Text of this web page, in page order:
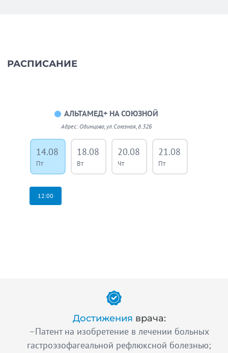
РАСПИСАНИЕ
АЛЬТАМЕД+ НА СОЮЗНОЙ
Адрес: Одинцово, ул.Союзная, д.32Б
14.08
Пт
18.08
Вт
20.08
Чт
21.08
Пт
12:00
Достижения врача:
–Патент на изобретение в лечении больных
гастроэзофагеальной рефлюксной болезнью;